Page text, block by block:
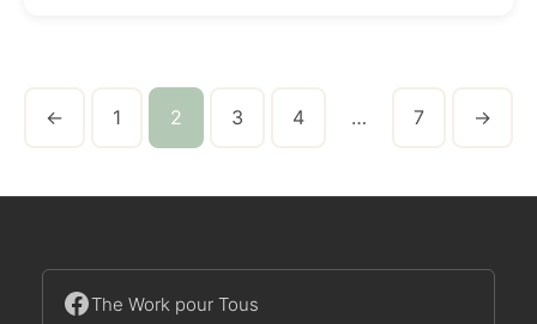
← 1 2 3 4 … 7 →
The Work pour Tous